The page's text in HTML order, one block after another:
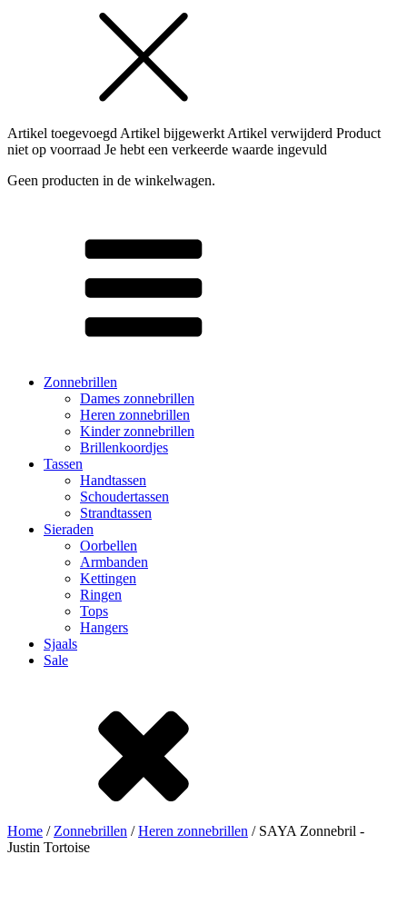
Artikel toegevoegd Artikel bijgewerkt Artikel verwijderd Product
niet op voorraad Je hebt een verkeerde waarde ingevuld
Geen producten in de winkelwagen.
Zonnebrillen
Dames zonnebrillen
Heren zonnebrillen
Kinder zonnebrillen
Brillenkoordjes
Tassen
Handtassen
Schoudertassen
Strandtassen
Sieraden
Oorbellen
Armbanden
Kettingen
Ringen
Tops
Hangers
Sjaals
Sale
Home / Zonnebrillen /Heren zonnebrillen / SAYA Zonnebril -
Justin Tortoise